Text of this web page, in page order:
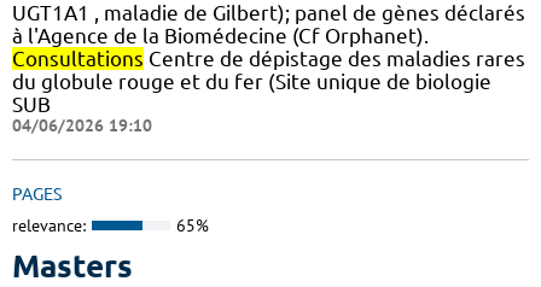
UGT1A1 , maladie de Gilbert); panel de gènes déclarés
à l'Agence de la Biomédecine (Cf Orphanet).
Consultations Centre de dépistage des maladies rares
du globule rouge et du fer (Site unique de biologie
SUB
04/06/2026 19:10
PAGES
relevance: 65%
Masters